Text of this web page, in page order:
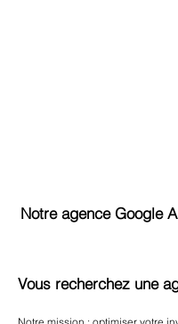
Notre agence Google
Vous recherchez une